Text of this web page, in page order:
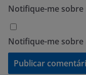
Notifique-me
Notifique-me sobre